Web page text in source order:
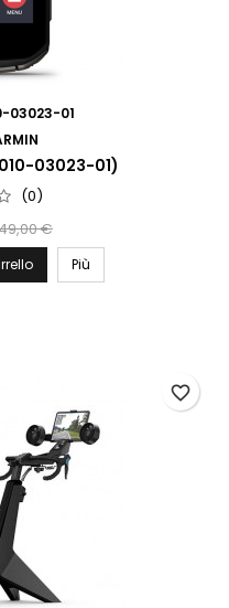
03023-01
03023-01)
(0)
base
€
Più
favorite_border